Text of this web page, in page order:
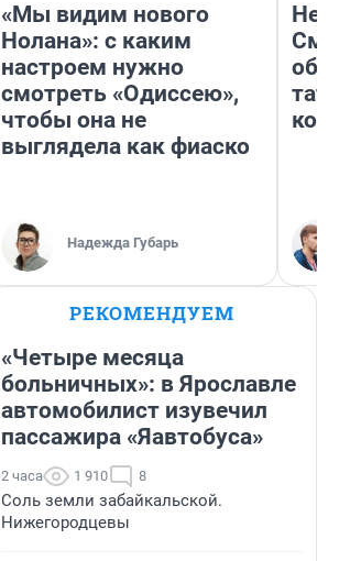
«Мы видим нового
Нолана»: с каким
настроем нужно
смотреть «Одиссею»,
чтобы она не
выглядела как фиаско
Надежда Губарь
РЕКОМЕНДУЕМ
«Четыре месяца
больничных»: в Ярославле
автомобилист изувечил
пассажира «Яавтобуса»
2 часа 1 910 8
Соль земли забайкальской.
Нижегородцевы